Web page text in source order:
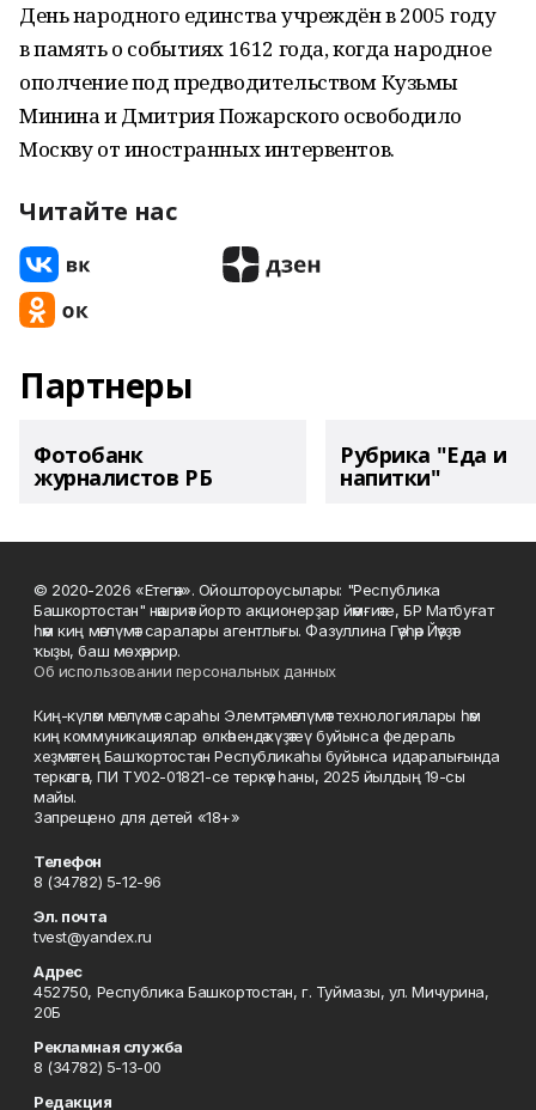
День народного единства учреждён в 2005 году
в память о событиях 1612 года, когда народное
ополчение под предводительством Кузьмы
Минина и Дмитрия Пожарского освободило
Москву от иностранных интервентов.
Читайте нас
Партнеры
Фотобанк
журналистов РБ
Рубрика "Еда и
напитки"
© 2020-2026 «Етегән». Ойоштороусылары: "Республика
Башкортостан" нәшриәт йорто акционерҙар йәмғиәте, БР Матбуғат
һәм киң мәғлүмәт саралары агентлығы. Фазуллина Гәүһәр Йәүҙәт
ҡыҙы, баш мөхәррир.
Об использовании персональных данных
Киң-күләм мәғлүмәт сараһы Элемтә, мәғлүмәт технологиялары һәм
киң коммуникациялар өлкәһендә күҙәтеү буйынса федераль
хеҙмәттең Башҡортостан Республикаһы буйынса идаралығында
теркәлгән, ПИ ТУ02-01821-се теркәү һаны, 2025 йылдың 19-сы
майы.
Запрещено для детей «18+»
Телефон
8 (34782) 5-12-96
Эл. почта
tvest@yandex.ru
Адрес
452750, Республика Башкортостан, г. Туймазы, ул. Мичурина,
20Б
Рекламная служба
8 (34782) 5-13-00
Редакция